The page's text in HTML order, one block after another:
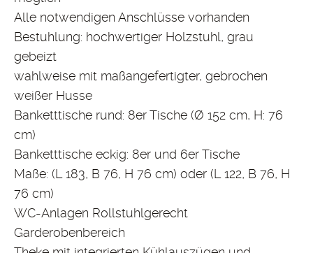
Alle notwendigen Anschlüsse vorhanden
Bestuhlung: hochwertiger Holzstuhl, grau
gebeizt
wahlweise mit maßangefertigter, gebrochen
weißer Husse
Banketttische rund: 8er Tische (Ø 152 cm, H: 76
cm)
Banketttische eckig: 8er und 6er Tische
Maße: (L 183, B 76, H 76 cm) oder (L 122, B 76, H
76 cm)
WC-Anlagen Rollstuhlgerecht
Garderobenbereich